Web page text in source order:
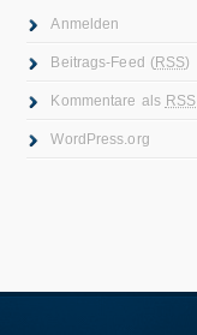
Anmelden
Beitrags-Feed (RSS)
Kommentare als RSS
WordPress.org